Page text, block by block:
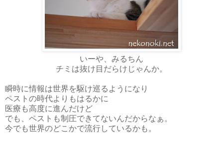
いーや、みるちん
チミは抜け目だらけじゃんか。
瞬時に情報は世界を駆け巡るようになり
ペストの時代よりもはるかに
医療も高度に進んだけど
でも、ペストも制圧できてないんだからなぁ。
今でも世界のどこかで流行しているかも。